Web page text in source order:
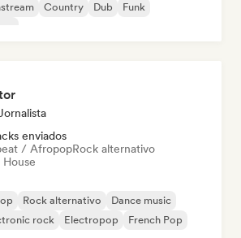
Country Dub
Funk
enviados
/ AfropopRock alternativo
House
Rock alternativo
Dance music
rock Electropop
French Pop